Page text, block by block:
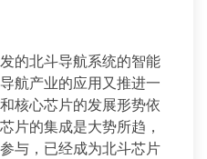
的北斗导航系统的智能
航产业的应用又推进一
核心芯片的发展形势依
片的集成是大势所趋，
与，已经成为北斗芯片